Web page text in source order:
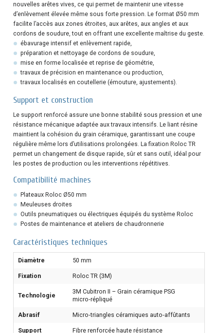
nouvelles arêtes vives, ce qui permet de maintenir une vitesse
d’enlèvement élevée même sous forte pression. Le format Ø50 mm
facilite l’accès aux zones étroites, aux arêtes, aux angles et aux
cordons de soudure, tout en offrant une excellente maîtrise du geste.
ébavurage intensif et enlèvement rapide,
préparation et nettoyage de cordons de soudure,
mise en forme localisée et reprise de géométrie,
travaux de précision en maintenance ou production,
travaux localisés en coutellerie (émouture, ajustements).
Support et construction
Le support renforcé assure une bonne stabilité sous pression et une
résistance mécanique adaptée aux travaux intensifs. Le liant résine
maintient la cohésion du grain céramique, garantissant une coupe
régulière même lors d’utilisations prolongées. La fixation Roloc TR
permet un changement de disque rapide, sûr et sans outil, idéal pour
les postes de production ou les interventions répétitives.
Compatibilité machines
Plateaux Roloc Ø50 mm
Meuleuses droites
Outils pneumatiques ou électriques équipés du système Roloc
Postes de maintenance et ateliers de chaudronnerie
Caractéristiques techniques
Diamètre 50 mm
Fixation Roloc TR (3M)
Technologie
3M Cubitron II – Grain céramique PSG
micro‑répliqué
Abrasif Micro‑triangles céramiques auto‑affûtants
Support Fibre renforcée haute résistance